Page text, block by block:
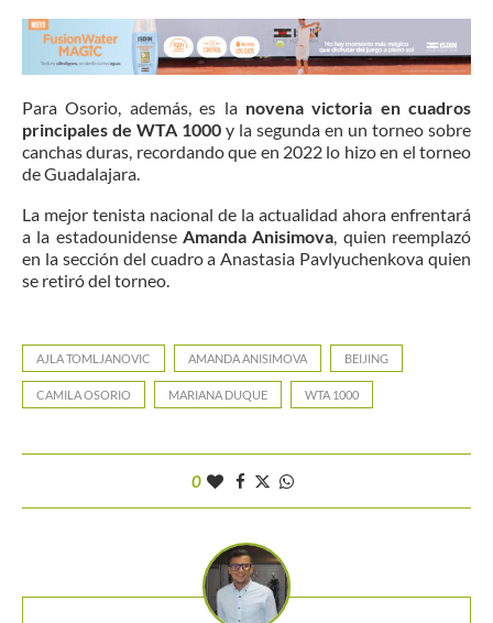
Para Osorio, además, es lanovena victoria en cuadros
principales de WTA 1000 y la segunda en un torneo sobre
canchas duras, recordando que en 2022 lo hizo en el torneo
de Guadalajara.
La mejor tenista nacional de la actualidad ahora enfrentará
a la estadounidenseAmanda Anisimova , quien reemplazó
en la sección del cuadro a Anastasia Pavlyuchenkova quien
se retiró del torneo.
AJLA TOMLJANOVIC AMANDA ANISIMOVA BEIJING
CAMILA OSORIO MARIANA DUQUE WTA 1000
0